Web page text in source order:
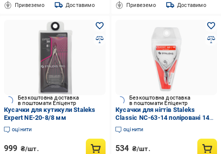
Привеземо Доставимо Привеземо Доставимо
Безкоштовна доставка
в поштомати Епіцентр
Кусачки для кутикули Staleks
Expert NE-20-8/8 мм
оцінити
999 ₴/шт.
Безкоштовна доставка
в поштомати Епіцентр
Кусачки для нігтів Staleks
Classic NC-63-14 поліровані 14
мм
оцінити
534 ₴/шт.